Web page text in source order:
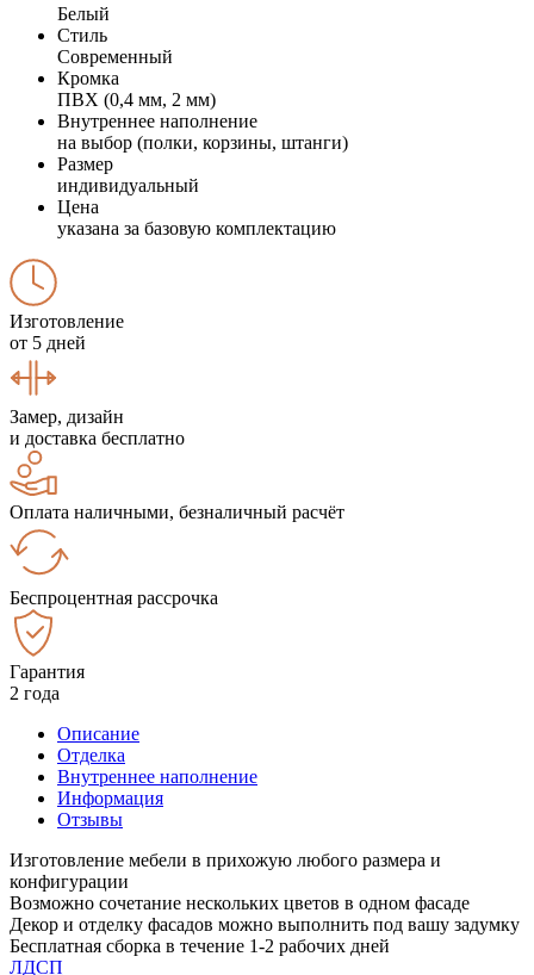
Белый
Стиль
Современный
Кромка
ПВХ (0,4 мм, 2 мм)
Внутреннее наполнение
на выбор (полки, корзины, штанги)
Размер
индивидуальный
Цена
указана за базовую комплектацию
Изготовление
от 5 дней
Замер, дизайн
и доставка бесплатно
Оплата наличными, безналичный расчёт
Беспроцентная рассрочка
Гарантия
2 года
Описание
Отделка
Внутреннее наполнение
Информация
Отзывы
Изготовление мебели в прихожую любого размера и
конфигурации
Возможно сочетание нескольких цветов в одном фасаде
Декор и отделку фасадов можно выполнить под вашу задумку
Бесплатная сборка в течение 1-2 рабочих дней
ЛДСП